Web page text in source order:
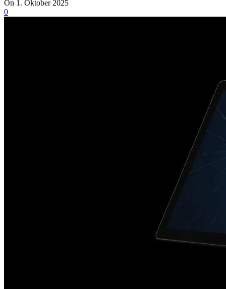
On 1. Oktober 2025
0